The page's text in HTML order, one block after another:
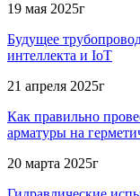
19 мая 2025г
Будущее
интеллекта и IoT
21 апреля 2025г
Как правильно
арматуры на
20 марта 2025г